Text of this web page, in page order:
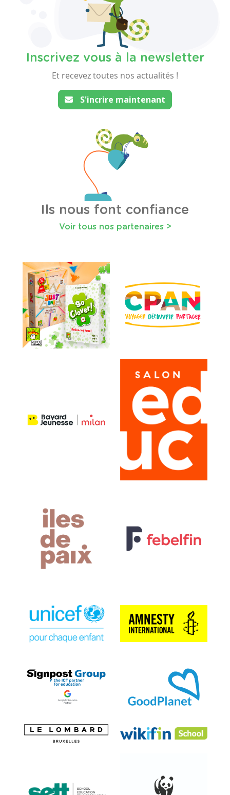
Inscrivez vous à la newsletter
Et recevez toutes nos actualités !
S'incrire maintenant
Ils nous font confiance
Voir tous nos partenaires >